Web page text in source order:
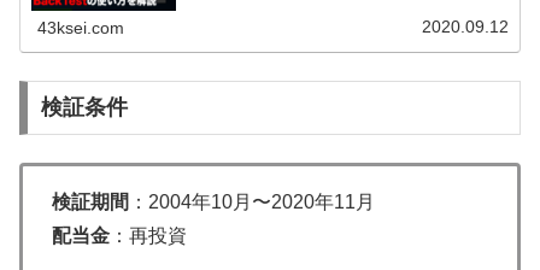
43ksei.com 2020.09.12
検証条件
検証期間 ：2004年10月〜2020年11月
配当金 ：再投資